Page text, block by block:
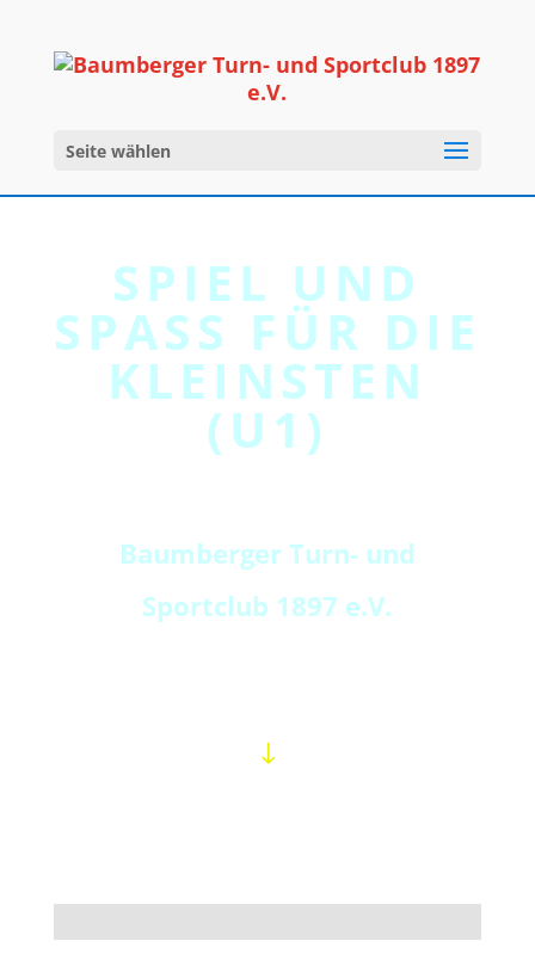
Seite wählen
SPIEL UND
SPASS FÜR DIE K
LEINSTEN (
U1)
Baumberger Turn- und
Sportclub 1897 e.V.